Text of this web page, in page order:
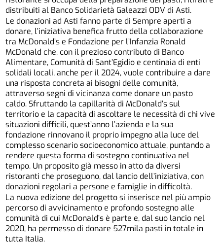
distribuiti al Banco Solidarietà Galeazzi ODV di Asti.
Le donazioni ad Asti fanno parte di Sempre aperti a
donare, l’iniziativa benefica frutto della collaborazione
tra McDonald’s e Fondazione per l’Infanzia Ronald
McDonald che, con il prezioso contributo di Banco
Alimentare, Comunità di Sant’Egidio e centinaia di enti
solidali locali, anche per il 2024, vuole contribuire a dare
una risposta concreta ai bisogni delle comunità,
attraverso segni di vicinanza come donare un pasto
caldo. Sfruttando la capillarità di McDonald’s sul
territorio e la capacità di ascoltare le necessità di chi vive
situazioni difficili, quest’anno l’azienda e la sua
fondazione rinnovano il proprio impegno alla luce del
complesso scenario socioeconomico attuale, puntando a
rendere questa forma di sostegno continuativa nel
tempo. Un proposito già messo in atto da diversi
ristoranti che proseguono, dal lancio dell’iniziativa, con
donazioni regolari a persone e famiglie in difficoltà.
La nuova edizione del progetto si inserisce nel più ampio
percorso di avvicinamento e profondo sostegno alle
comunità di cui McDonald’s è parte e, dal suo lancio nel
2020, ha permesso di donare 527mila pasti in totale in
tutta Italia.